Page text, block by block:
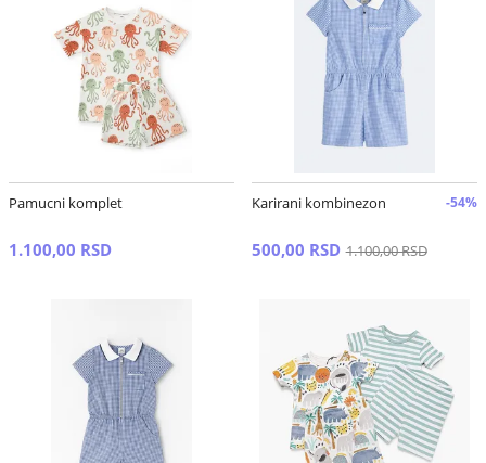
Pamucni komplet
1.100,00 RSD
Karirani kombinezon -54%
500,00 RSD 1.100,00 RSD